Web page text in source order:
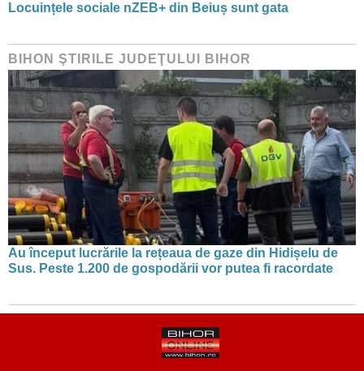
Locuințele sociale nZEB+ din Beiuș sunt gata
BIHON ŞTIRILE JUDEŢULUI BIHOR
Au început lucrările la rețeaua de gaze din Hidișelu de
Sus. Peste 1.200 de gospodării vor putea fi racordate